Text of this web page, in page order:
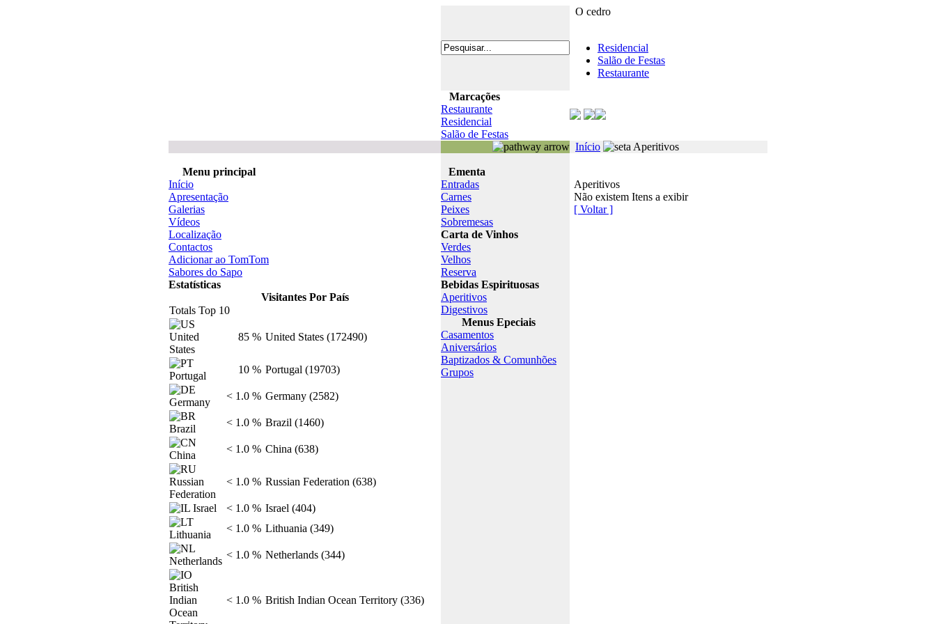
O cedro
Residencial
Salão de Festas
Restaurante
Marcações
Restaurante
Residencial
Salão de Festas
Início
Aperitivos
Menu principal
Início
Apresentação
Galerias
Vídeos
Localização
Contactos
Adicionar ao TomTom
Sabores do Sapo
Estatísticas
Visitantes Por País
Totals Top 10
85 % United States (172490)
10 % Portugal (19703)
< 1.0 % Germany (2582)
< 1.0 % Brazil (1460)
< 1.0 % China (638)
< 1.0 % Russian Federation (638)
< 1.0 % Israel (404)
< 1.0 % Lithuania (349)
< 1.0 % Netherlands (344)
< 1.0 % British Indian Ocean Territory (336)
Ementa
Entradas
Carnes
Peixes
Sobremesas
Carta de Vinhos
Verdes
Velhos
Reserva
Bebidas Espirituosas
Aperitivos
Digestivos
Menus Epeciais
Casamentos
Aniversários
Baptizados & Comunhões
Grupos
Aperitivos
Não existem Itens a exibir
[ Voltar ]